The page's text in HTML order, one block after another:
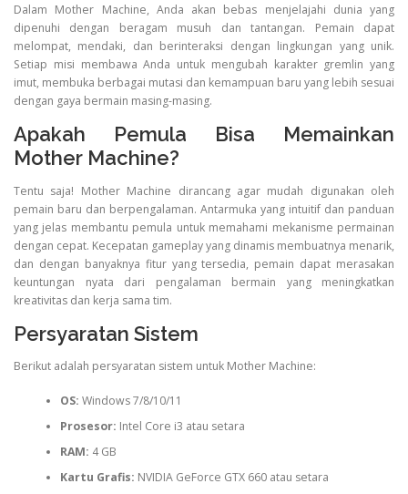
Dalam Mother Machine, Anda akan bebas menjelajahi dunia yang
dipenuhi dengan beragam musuh dan tantangan. Pemain dapat
melompat, mendaki, dan berinteraksi dengan lingkungan yang unik.
Setiap misi membawa Anda untuk mengubah karakter gremlin yang
imut, membuka berbagai mutasi dan kemampuan baru yang lebih sesuai
dengan gaya bermain masing-masing.
Apakah Pemula Bisa Memainkan
Mother Machine?
Tentu saja! Mother Machine dirancang agar mudah digunakan oleh
pemain baru dan berpengalaman. Antarmuka yang intuitif dan panduan
yang jelas membantu pemula untuk memahami mekanisme permainan
dengan cepat. Kecepatan gameplay yang dinamis membuatnya menarik,
dan dengan banyaknya fitur yang tersedia, pemain dapat merasakan
keuntungan nyata dari pengalaman bermain yang meningkatkan
kreativitas dan kerja sama tim.
Persyaratan Sistem
Berikut adalah persyaratan sistem untuk Mother Machine:
OS: Windows 7/8/10/11
Prosesor: Intel Core i3 atau setara
RAM: 4 GB
Kartu Grafis: NVIDIA GeForce GTX 660 atau setara